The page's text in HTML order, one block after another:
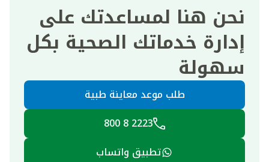
نحن هنا لمساعدتك على
إدارة خدماتك الصحية بكل
سهولة
طلب موعد معاينة طبية
2223 8 800
تطبيق واتساب